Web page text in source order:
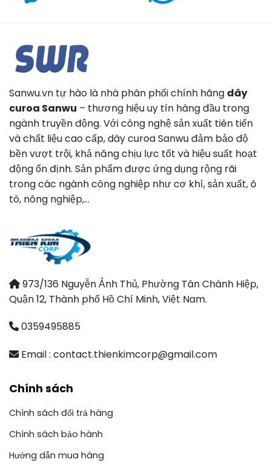
Sanwu.vn tự hào là nhà phân phối chính hãng dây
curoa Sanwu – thương hiệu uy tín hàng đầu trong
ngành truyền động. Với công nghệ sản xuất tiên tiến
và chất liệu cao cấp, dây curoa Sanwu đảm bảo độ
bền vượt trội, khả năng chịu lực tốt và hiệu suất hoạt
động ổn định. Sản phẩm được ứng dụng rộng rãi
trong các ngành công nghiệp như cơ khí, sản xuất, ô
tô, nông nghiệp,…
973/136 Nguyễn Ảnh Thủ, Phường Tân Chánh Hiệp,
Quận 12, Thành phố Hồ Chí Minh, Việt Nam.
0359495885
Email : contact.thienkimcorp@gmail.com
Chính sách
Chính sách đổi trả hàng
Chính sách bảo hành
Hướng dẫn mua hàng